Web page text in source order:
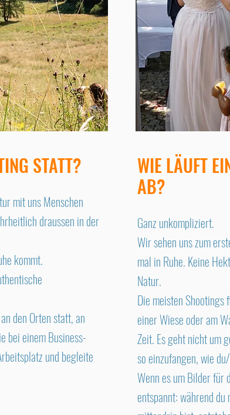
STATT?
mit uns Menschen
draussen in der
kommt.
den Orten statt, an
bei einem Business-
und begleite
WIE LÄUFT
AB?
Ganz unkompliziert.
Wir sehen uns zum
mal in Ruhe. Keine
Natur.
Die meisten Shootings
einer Wiese oder am
Zeit. Es geht nicht um
so einzufangen, wie
Wenn es um Bilder für
entspannt: während